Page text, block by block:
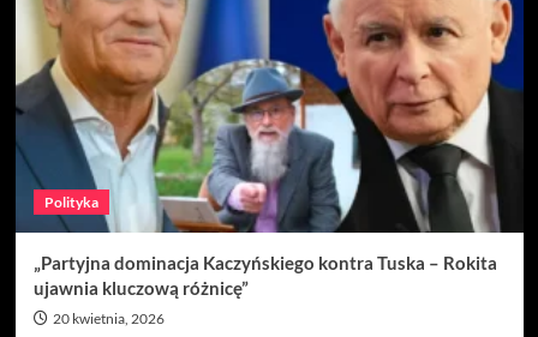
Polityka
„Partyjna dominacja Kaczyńskiego kontra Tuska – Rokita
ujawnia kluczową różnicę”
20 kwietnia, 2026